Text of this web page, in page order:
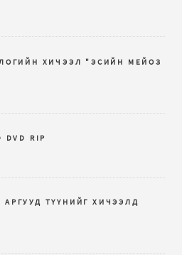
ХИЧЭЭЛ "ЭСИЙН МЕЙОЗ
DVD RIP
ТҮҮНИЙГ ХИЧЭЭЛД